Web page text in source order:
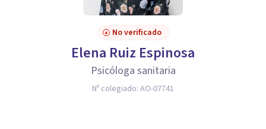
No verificado
Elena Ruiz Espinosa
Psicóloga sanitaria
Nº colegiado: AO-07741